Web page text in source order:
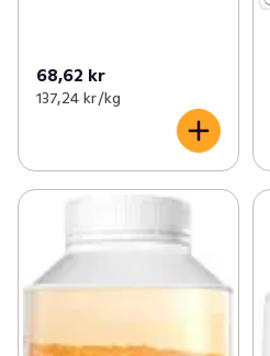
68,62 kr
137,24 kr /kg